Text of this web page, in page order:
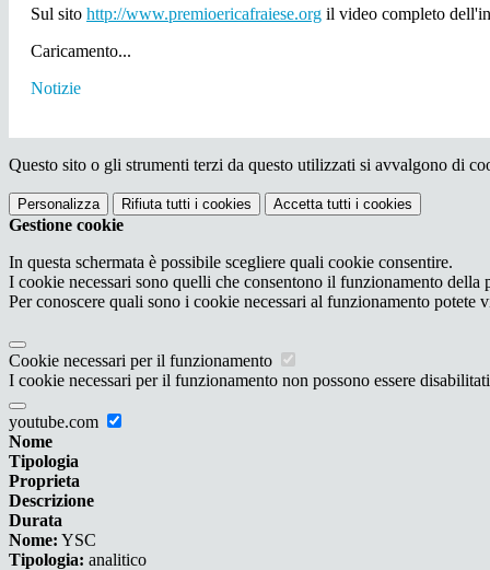
Sul sito http://www.premioericafraiese.org il video completo
Caricamento...
Notizie
Questo sito o gli strumenti terzi da questo utilizzati si avvalgono di
Personalizza Rifiuta tutti i cookies Accetta tutti i cookies
Gestione cookie
In questa schermata è possibile scegliere quali cookie consentire.
I cookie necessari sono quelli che consentono il funzionamento
Per conoscere quali sono i cookie necessari al funzionamento potete
Cookie necessari per il funzionamento
I cookie necessari per il funzionamento non possono essere
youtube.com
Nome
Tipologia
Proprieta
Descrizione
Durata
Nome: YSC
Tipologia: analitico